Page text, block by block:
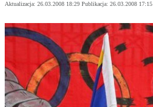
Aktualizacja: 26.03.2008 18:29 Publikacja: 26.03.2008 17:15